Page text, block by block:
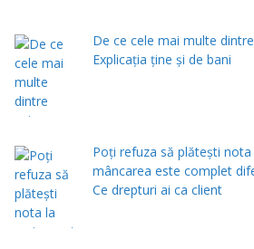
De ce cele mai multe
Explicația ține și de bani
Poți refuza să plătești
mâncarea este complet
Ce drepturi ai ca client